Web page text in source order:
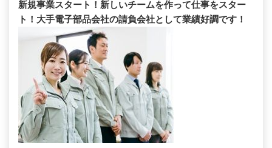
新規事業スタート！新しいチームを作って仕事をスター
ト！大手電子部品会社の請負会社として業績好調です！